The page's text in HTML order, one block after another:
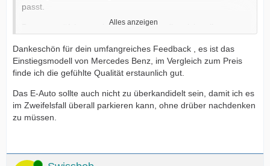
passt.
Der smart #1 hat noch einige Punkte, die mich selbst
an manchen Tagen schon lustlos
- Bei Regen bei 140-160 km/h schafft es der
entfernen. Es blieb oft eine Wasserschicht übrig, da
vermutlich der Anpressdruck der Wischer zu gering ist.
Tempotaschentuch an der Klappe selbst ab
- darf dann
Alles anzeigen
Dankeschön für dein umfangreiches Feedback , es ist das
Einstiegsmodell von Mercedes Benz, im Vergleich zum Preis
finde ich die gefühlte Qualität erstaunlich gut.
Das E-Auto sollte auch nicht zu überkandidelt sein, damit ich es
im Zweifelsfall überall parkieren kann, ohne drüber nachdenken
zu müssen.
Online